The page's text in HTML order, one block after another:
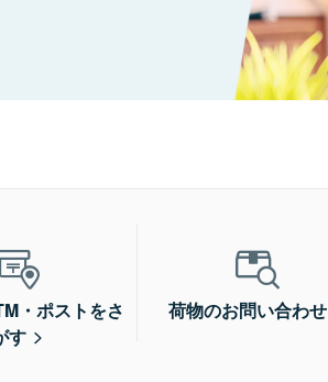
・ポストをさ
す
荷物のお問い合わせ